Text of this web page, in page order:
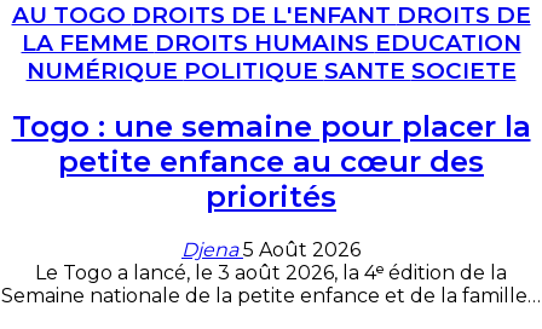
AU TOGO DROITS DE L'ENFANT DROITS DE
LA FEMME DROITS HUMAINS EDUCATION
NUMÉRIQUE POLITIQUE SANTE SOCIETE
Togo : une semaine pour placer la
petite enfance au cœur des
priorités
Djena5 Août 2026
Le Togo a lancé, le 3 août 2026, la 4ᵉ édition de la
Semaine nationale de la petite enfance et de la famille…